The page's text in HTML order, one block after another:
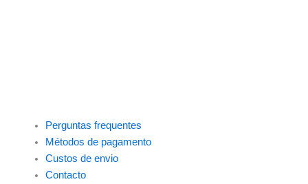
Perguntas frequentes
Métodos de pagamento
Custos de envio
Contacto